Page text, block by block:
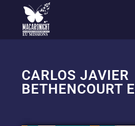
EU MISSIONS
CARLOS JAVIER
BETHENCOURT